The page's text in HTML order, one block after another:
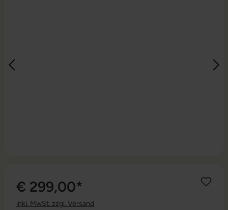
€ 299,00*
inkl. MwSt. zzgl. Versand